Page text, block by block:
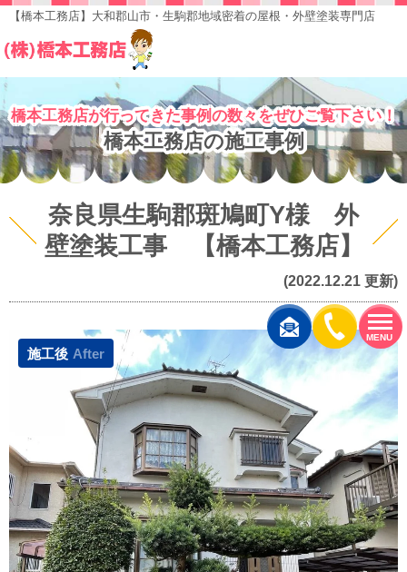
MENU
【橋本工務店】大和郡山市・生駒郡地域密着の屋根・外壁塗装専門店
橋本工務店が行ってきた事例の数々をぜひご覧下さい！
橋本工務店の施工事例
奈良県生駒郡斑鳩町Y様 外
壁塗装工事 【橋本工務店】
(2022.12.21 更新)
施工後 After